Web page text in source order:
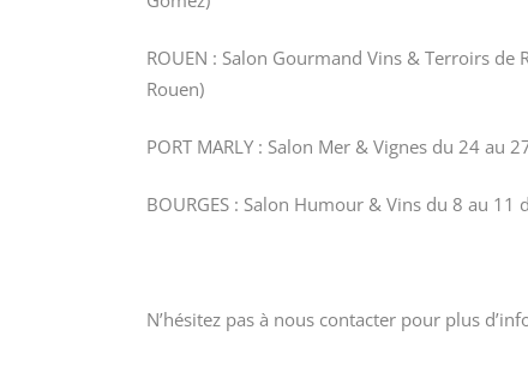
ROUEN : Salon Gourmand Vins & Terroirs
Rouen)
PORT MARLY : Salon Mer & Vignes du 24 au
BOURGES : Salon Humour & Vins du 8 au 11
N’hésitez pas à nous contacter pour plus